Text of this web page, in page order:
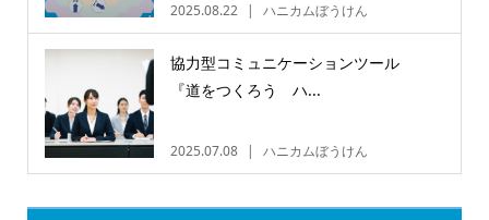
2025.08.22 ハニカムぼうけん
協力型コミュニケーションツール
『道をつくろう ハ...
2025.07.08 ハニカムぼうけん